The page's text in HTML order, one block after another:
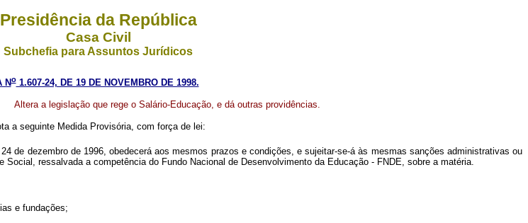
Presidência da República
Casa Civil
Subchefia para Assuntos Jurídicos
No1.607-24, DE 19 DE NOVEMBRO DE 1998.
Altera a legislação que rege o Salário-Educação, e dá outras providências.
a seguinte Medida Provisória, com força de lei:
de dezembro de 1996, obedecerá aos mesmos prazos e condições, e sujeitar-se-á às mesmas sanções administrativas ou
ressalvada a competência do Fundo Nacional de Desenvolvimento da Educação - FNDE, sobre a matéria.
e fundações;